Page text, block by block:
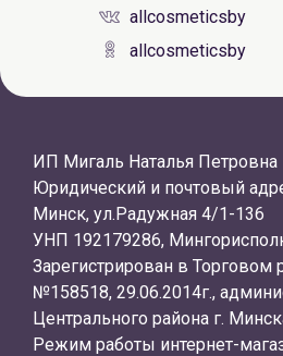
allcosmeticsby
allcosmeticsby
ИП Мигаль Наталья Петровна
Юридический и почтовый
Минск, ул.Радужная 4/1-136
УНП 192179286,
Зарегистрирован в Торговом
№158518, 29.06.2014г.,
Центрального района г.
Режим работы интернет-